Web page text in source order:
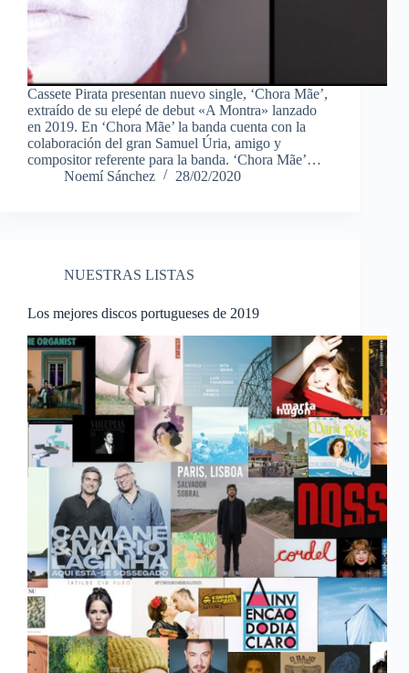
Cassete Pirata presentan nuevo single, ‘Chora Mãe’,
extraído de su elepé de debut «A Montra» lanzado
en 2019. En ‘Chora Mãe’ la banda cuenta con la
colaboración del gran Samuel Úria, amigo y
compositor referente para la banda. ‘Chora Mãe’…
Noemí Sánchez
28/02/2020
NUESTRAS LISTAS
Los mejores discos portugueses de 2019